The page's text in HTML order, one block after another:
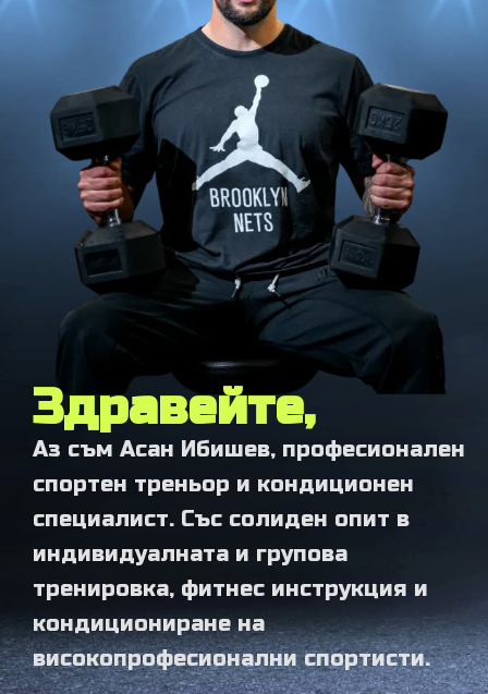
Здравейте,
Аз съм Асан Ибишев, професионален
спортен треньор и кондиционен
специалист. Със солиден опит в
индивидуалната и групова
тренировка, фитнес инструкция и
кондициониране на
високопрофесионални спортисти.